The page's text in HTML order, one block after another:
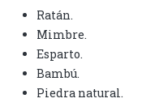
Ratán.
Mimbre.
Esparto.
Bambú.
Piedra natural.